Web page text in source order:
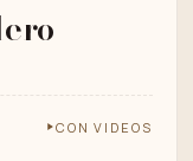
CON VIDEOS